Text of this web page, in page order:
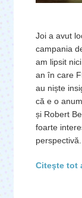
Joi a avut
campania
am lipsit
an în care
au niște
că e o
și Robert
foarte
perspectivă.
Citeşte tot